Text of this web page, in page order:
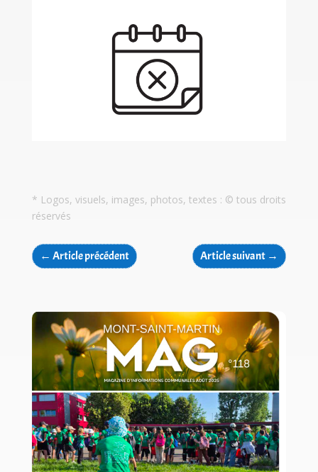
* Logos, visuels, images, photos, textes : © tous droits
réservés
← Article précédent Article suivant →